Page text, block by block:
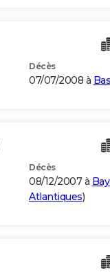
Décès
07/07/2008 à
Décès
08/12/2007 à
Atlantiques)